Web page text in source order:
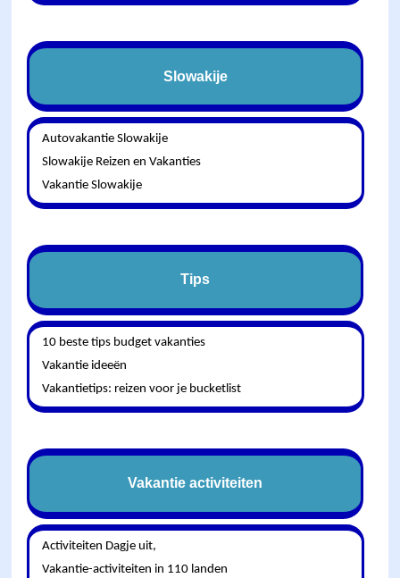
Slowakije
Autovakantie Slowakije
Slowakije Reizen en Vakanties
Vakantie Slowakije
Tips
10 beste tips budget vakanties
Vakantie ideeën
Vakantietips: reizen voor je bucketlist
Vakantie activiteiten
Activiteiten Dagje uit,
Vakantie-activiteiten in 110 landen